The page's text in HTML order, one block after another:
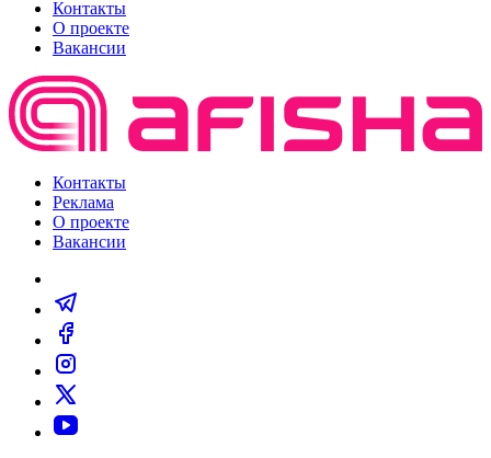
Контакты
О проекте
Вакансии
Контакты
Реклама
О проекте
Вакансии